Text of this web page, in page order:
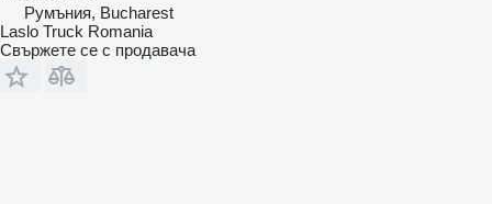
Румъния, Bucharest
Laslo Truck Romania
Свържете се с продавача